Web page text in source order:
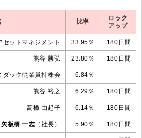
比率
ロック
アップ
セットマネジメント 33.95％ 180日間
熊谷 勝弘 23.80％ 180日間
ダック従業員持株会 6.84％
熊谷 裕之 6.29％ 180日間
高橋 由起子 6.14％ 180日間
矢板橋 一志（社長） 5.90％ 180日間